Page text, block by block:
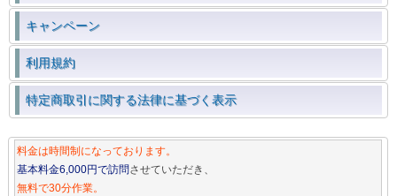
キャンペーン
利用規約
特定商取引に関する法律に基づく表示
料金は時間制になっております。
基本料金6,000円で訪問させていただき、
無料で30分作業。